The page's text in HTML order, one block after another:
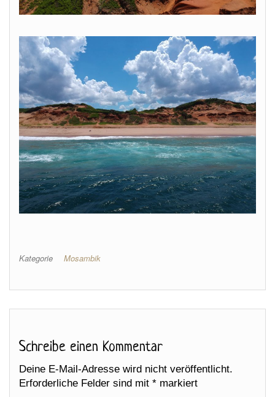
Kategorie Mosambik
Schreibe einen Kommentar
Deine E-Mail-Adresse wird nicht veröffentlicht.
Erforderliche Felder sind mit * markiert